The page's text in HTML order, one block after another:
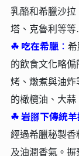
乳酪和希臘沙拉
塔、克魯利等
☘︎ 吃在希臘： 希
的飲食文化略
烤、燉煮與油
的橄欖油、大
☘︎岩腳下傳統羊
經過希臘秘製
及油潤香氣。